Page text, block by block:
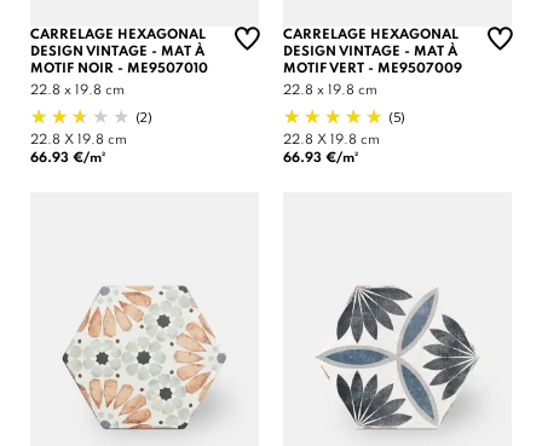
CARRELAGE HEXAGONAL
DESIGN VINTAGE - MAT À
MOTIF NOIR - ME9507010
22.8 x 19.8 cm
(2)
22.8 X 19.8 cm
66.93 €/m²
CARRELAGE HEXAGONAL
DESIGN VINTAGE - MAT À
MOTIF VERT - ME9507009
22.8 x 19.8 cm
(5)
22.8 X 19.8 cm
66.93 €/m²